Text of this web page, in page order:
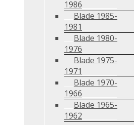
1986
Blade 1985-
1981
Blade 1980-
1976
Blade 1975-
1971
Blade 1970-
1966
Blade 1965-
1962